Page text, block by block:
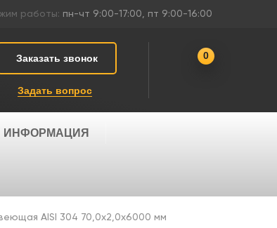
работы: пн-чт 9:00-17:00, пт 9:00-16:00
Заказать звонок
Задать вопрос
0
ИНФОРМАЦИЯ
AISI 304 70,0х2,0х6000 мм